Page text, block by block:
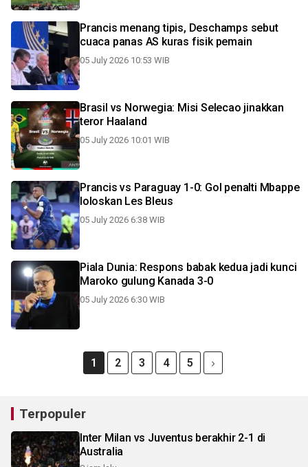
Prancis menang tipis, Deschamps sebut
cuaca panas AS kuras fisik pemain
05 July 2026 10:53 WIB
Brasil vs Norwegia: Misi Selecao jinakkan
teror Haaland
05 July 2026 10:01 WIB
Prancis vs Paraguay 1-0: Gol penalti Mbappe
loloskan Les Bleus
05 July 2026 6:38 WIB
Piala Dunia: Respons babak kedua jadi kunci
Maroko gulung Kanada 3-0
05 July 2026 6:30 WIB
1 2 3 4 5
Terpopuler
Inter Milan vs Juventus berakhir 2-1 di
Australia